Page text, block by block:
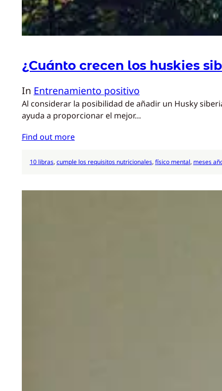
¿Cuánto crecen los huskies
In Entrenamiento positivo
Al considerar la posibilidad de añadir un Husky
ayuda a proporcionar el mejor…
Find out more
10 libras, cumple los requisitos nutricionales, físico mental, meses